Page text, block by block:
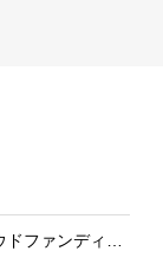
【あと1ヶ月】新アルバム『息をして』クラウドファンディング